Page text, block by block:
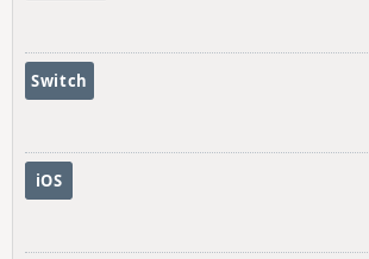
Switch
iOS